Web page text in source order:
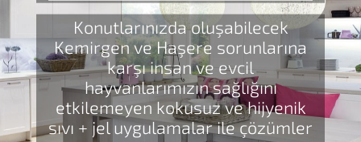
Konutlarınızda oluşabilecek
Kemirgen ve Haşere sorunlarına
karşı insan ve evcil
hayvanlarımızın sağlığını
etkilemeyen kokusuz ve hijyenik
sıvı + jel uygulamalar ile çözümler